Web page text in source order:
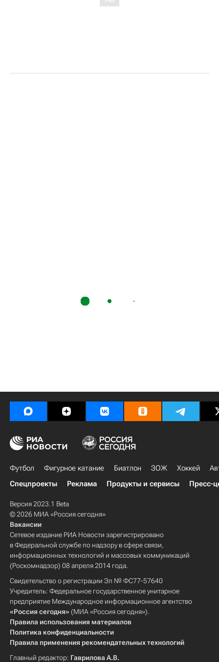
Футбол Фигурное катание Биатлон ЗОЖ Хоккей
Спецпроекты
Реклама Продукты и сервисы Пресс-
Версия 2023.1 Beta
© 2026 МИА «Россия сегодня»
Вакансии
Сетевое издание РИА Новости зарегистрировано
в Федеральной службе по надзору в сфере связи,
информационных технологий и массовых коммуникаций
(Роскомнадзор) 08 апреля 2014 года.
Свидетельство о регистрации Эл № ФС77-57640
Учредитель: Федеральное государственное унитарное
предприятие Международное информационное агентство
«Россия сегодня» (МИА «Россия сегодня»).
Правила использования материалов
Политика конфиденциальности
Правила применения рекомендательных технологий
Главный редактор: Гаврилова А.В.